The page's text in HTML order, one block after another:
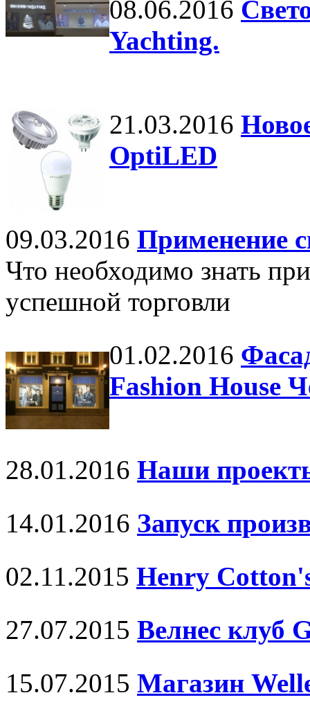
08.06.2016
Yachting.
21.03.2016
OptiLED
09.03.2016 Применение
Что необходимо знать
успешной торговли
01.02.2016
Fashion House
28.01.2016 Наши
14.01.2016 Запуск
02.11.2015 Henry
27.07.2015 Велнес клуб
15.07.2015 Магазин